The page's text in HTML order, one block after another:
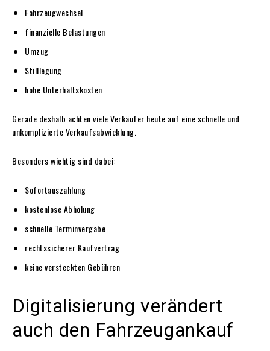
Fahrzeugwechsel
finanzielle Belastungen
Umzug
Stilllegung
hohe Unterhaltskosten
Gerade deshalb achten viele Verkäufer heute auf eine schnelle und
unkomplizierte Verkaufsabwicklung.
Besonders wichtig sind dabei:
Sofortauszahlung
kostenlose Abholung
schnelle Terminvergabe
rechtssicherer Kaufvertrag
keine versteckten Gebühren
Digitalisierung verändert
auch den Fahrzeugankauf